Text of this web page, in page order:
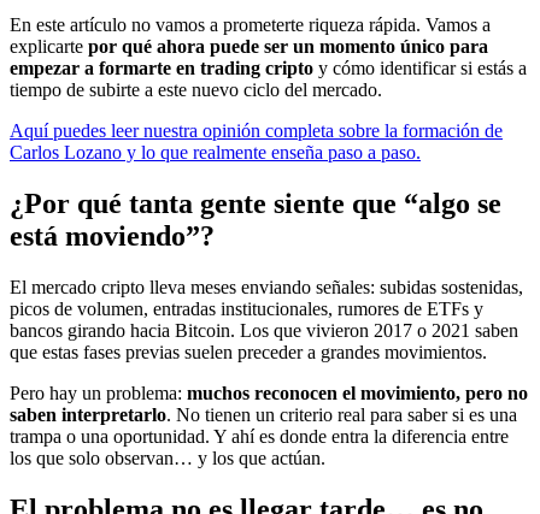
En este artículo no vamos a prometerte riqueza rápida. Vamos a
explicarte por qué ahora puede ser un momento único para
empezar a formarte en trading cripto y cómo identificar si estás a
tiempo de subirte a este nuevo ciclo del mercado.
Aquí puedes leer nuestra opinión completa sobre la formación de
Carlos Lozano y lo que realmente enseña paso a paso.
¿Por qué tanta gente siente que “algo se
está moviendo”?
El mercado cripto lleva meses enviando señales: subidas sostenidas,
picos de volumen, entradas institucionales, rumores de ETFs y
bancos girando hacia Bitcoin. Los que vivieron 2017 o 2021 saben
que estas fases previas suelen preceder a grandes movimientos.
Pero hay un problema: muchos reconocen el movimiento, pero no
saben interpretarlo. No tienen un criterio real para saber si es una
trampa o una oportunidad. Y ahí es donde entra la diferencia entre
los que solo observan… y los que actúan.